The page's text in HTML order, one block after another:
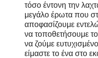
τόσο έντονη την
μεγάλο έρωτα που
αποφασίζουμε
να τοποθετήσουμε
να ζούμε
είμαστε το ένα στο